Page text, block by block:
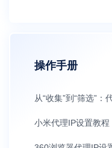
操作手册